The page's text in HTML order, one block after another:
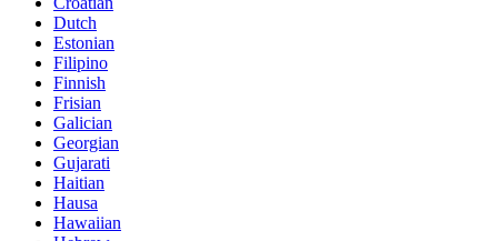
Dutch
Estonian
Filipino
Finnish
Frisian
Galician
Georgian
Gujarati
Haitian
Hausa
Hawaiian